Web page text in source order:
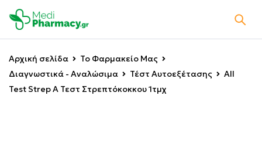
Αρχική σελίδα
Το Φαρμακείο Μας
Διαγνωστικά - Αναλώσιμα
Τέστ Αυτοεξέτασης
All
Test Strep A Τεστ Στρεπτόκοκκου 1τμχ